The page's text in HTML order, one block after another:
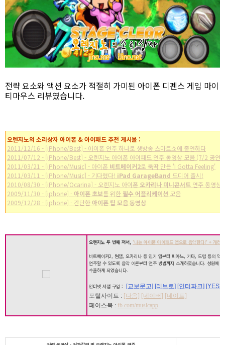
전략 요소와 액션 요소가 적절히 가미된 아이폰 디펜스 게임 마이
티마우스 리뷰였습니다.
오렌지노의 소리상자 아이폰 & 아이패드 추천 게시물 :
2011/12/16 - [iPhone/Best] - 아이폰 연주 하나로 생방송 스마트쇼에 출연하다
2011/07/12 - [iPhone/Best] - 오렌지노 아이폰 아이패드 연주 동영상 모음 (7/2 공연)
2011/03/21 - [iPhone/Music] - 아이폰 비트메이커2로 뚝딱 만든 'I Gotta Feeling'
2011/03/11 - [iPhone/Music] - 기다렸다! iPad GarageBand 드디어 출시!
2010/08/30 - [iPhone/Ocarina] - 오렌지노 아이폰 오카리나 미니콘서트 연주 동영상
2009/11/30 - [iphone] -아이폰 초보를 위한 필수 어플리케이션 모음
2009/12/28 - [iphone] - 간단한아이폰 팁 모음 동영상
오렌지노 두 번째 저서, '나는 아이폰 아이패드 앱으로 음악한다!' + 개러
비트메이커2, 썸잼, 오카리나 등 인기 앱부터 피아노, 기타, 드럼 등의 악
연주할 수 있도록 음악 이론부터 연주 방법까지 소개하였습니다. 성원에
수출하게 되었습니다.
인터넷 서점 구입 : [교보문고] [리브로] [인터파크]
포털사이트 : [다음] [네이버] [네이트]
페이스북 : fb.com/musicapp